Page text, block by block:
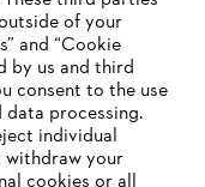
of your
and “Cookie
by us and third
consent to the use
processing.
individual
withdraw your